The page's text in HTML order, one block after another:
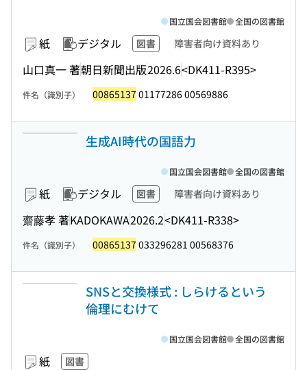
紙 デジタル 図書 障害者向け資料あり
山口真一 著朝日新聞出版2026.6<DK411-R395>
国立国会図書館 全国の図書館
件名（識別子） 00865137 01177286 00569886
生成AI時代の国語力
紙 デジタル 図書 障害者向け資料あり
齋藤孝 著KADOKAWA2026.2<DK411-R338>
国立国会図書館 全国の図書館
件名（識別子） 00865137 033296281 00568376
SNSと交換様式 : しらけるという
倫理にむけて
紙 図書
国立国会図書館 全国の図書館